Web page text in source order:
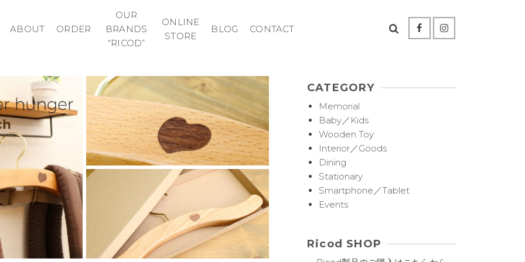
ABOUT ORDER
OUR
BRANDS
“RICOD”
ONLINE
STORE
BLOG CONTACT
CATEGORY
Memorial
Baby／Kids
Wooden Toy
Interior／Goods
Dining
Stationary
Smartphone／Tablet
Events
Ricod SHOP